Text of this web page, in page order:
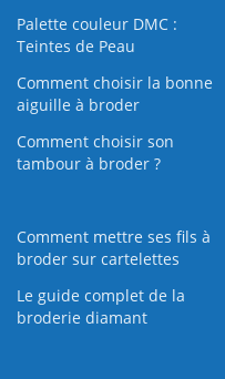
Palette couleur DMC :
Teintes de Peau
Comment choisir la bonne
aiguille à broder
Comment choisir son
tambour à broder ?
Comment mettre ses fils à
broder sur cartelettes
Le guide complet de la
broderie diamant